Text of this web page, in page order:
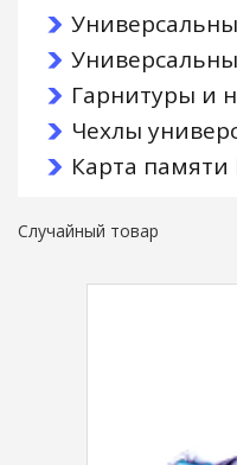
Гарнитуры и
Чехлы
Карта памяти
Случайный товар